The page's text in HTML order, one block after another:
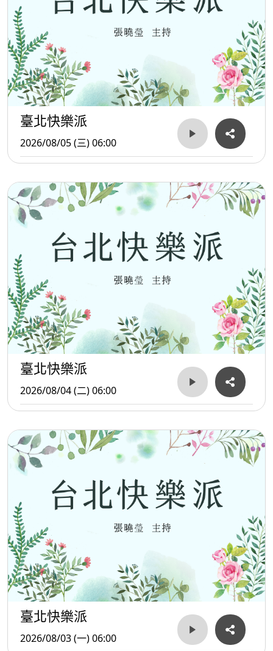
臺北快樂派
2026/08/05 (三) 06:00
臺北快樂派
2026/08/04 (二) 06:00
臺北快樂派
2026/08/03 (一) 06:00